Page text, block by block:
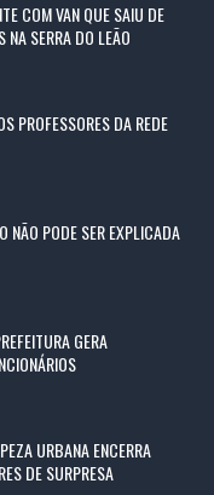
COM VAN QUE SAIU DE
SERRA DO LEÃO
PROFESSORES DA REDE
NÃO PODE SER EXPLICADA
GERA
URBANA ENCERRA
DE SURPRESA